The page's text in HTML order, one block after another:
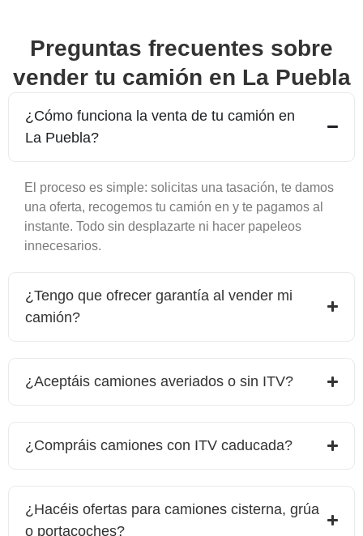
Preguntas frecuentes sobre
vender tu camión en La Puebla
¿Cómo funciona la venta de tu camión en
La Puebla?
El proceso es simple: solicitas una tasación, te damos
una oferta, recogemos tu camión en y te pagamos al
instante. Todo sin desplazarte ni hacer papeleos
innecesarios.
¿Tengo que ofrecer garantía al vender mi
camión?
¿Aceptáis camiones averiados o sin ITV?
¿Compráis camiones con ITV caducada?
¿Hacéis ofertas para camiones cisterna, grúa
o portacoches?